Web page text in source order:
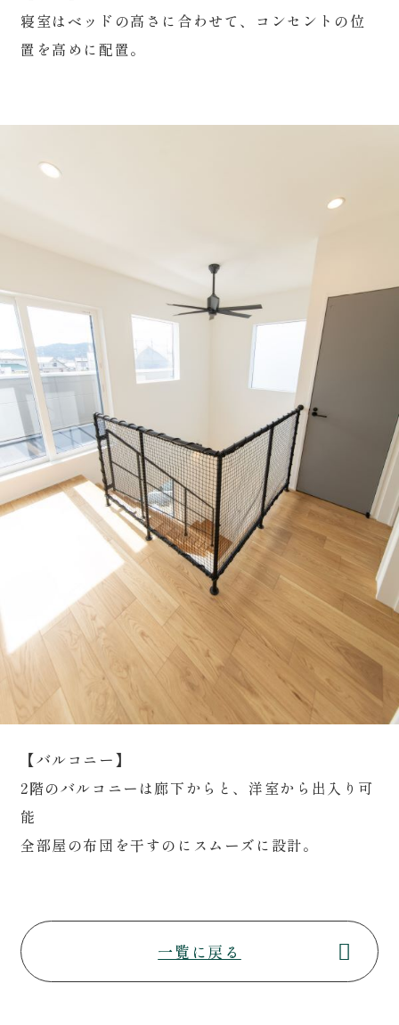
寝室はベッドの高さに合わせて、コンセントの位
置を高めに配置。
【バルコニー】
2階のバルコニーは廊下からと、洋室から出入り可
能
全部屋の布団を干すのにスムーズに設計。
一覧に戻る